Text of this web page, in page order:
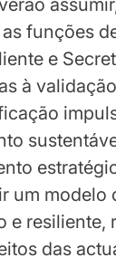
funções
e
à
um modelo
e resiliente,
das